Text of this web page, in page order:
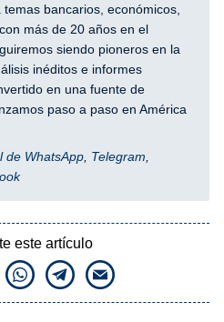
bancarios, económicos,
más de 20 años en el
siendo pioneros en la
inéditos e informes
en una fuente de
paso a paso en América
de WhatsApp Telegram
este artículo